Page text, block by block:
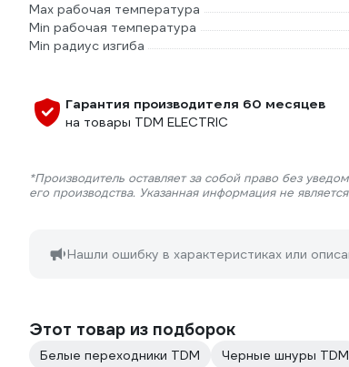
Max рабочая температура
Min рабочая температура
Min радиус изгиба
Гарантия производителя 60 месяцев
на товары TDM ELECTRIC
*Производитель оставляет за собой право без
его производства. Указанная информация не
Нашли ошибку в характеристиках или
Этот товар из подборок
Белые переходники TDM Черные шнуры TDM